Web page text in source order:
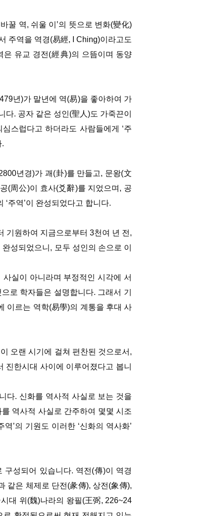
꿀 역, 쉬울 이’의 뜻으로 변화(變化)
주역을 역경(易經, I Ching)이라고도
은 유교 경전(經典)의 으뜸이며 동양
년)가 말년에 역(易)을 좋아하여 가
다. 공자 같은 성인(聖人)도 가죽끈이
스럽다고 하더라도 사람들에게 ‘주
.
년경)가 괘(卦)를 만들고, 문왕(文
(周公)이 효사(爻辭)를 지었으며, 공
주역’이 완성되었다고 합니다.
기원하여 지금으로부터 3천여 년 전,
성되었으니, 모두 성인의 손으로 이
실이 아니라며 부정적인 시각에 서
로 학자들은 설명합니다. 그래서 기
이르는 역학(易學)의 계통을 후대 사
오랜 시기에 걸쳐 편찬된 것으로서,
진한시대 사이에 이루어졌다고 봅니
다. 신화를 역사적 사실로 보는 것을
역사적 사실로 간주하여 몇몇 시조
’의 기원도 이러한 ‘신화의 역사화’
구성되어 있습니다. 역전(傳)이 역경
같은 체제로 단전(彖傳), 상전(象傳),
대 위(魏)나라의 왕필(王弼, 226~24